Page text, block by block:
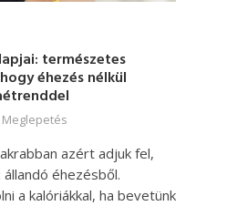
természetes
éhezés nélkül
Meglepetés
azért adjuk fel,
éhezésből.
a kalóriákkal, ha bevetünk